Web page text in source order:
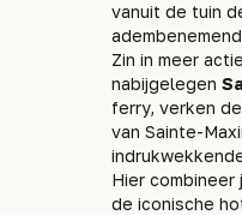
vanuit de tuin
Zin in meer
nabijgelegen
ferry, verken
van Sainte-
Hier
de iconische